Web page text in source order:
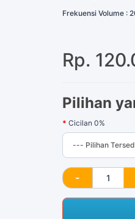
Frekuensi Volume :
Rp.
Pilihan
Cicilan 0%